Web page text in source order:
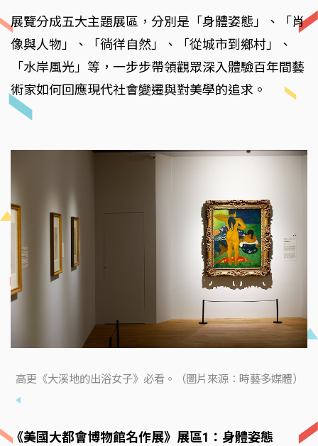
展覽分成五大主題展區，分別是「身體姿態」、「肖
像與人物」、「徜徉自然」、「從城市到鄉村」、
「水岸風光」等，一步步帶領觀眾深入體驗百年間藝
術家如何回應現代社會變遷與對美學的追求。
高更《大溪地的出浴女子》必看。（圖片來源：時藝多媒體）
《美國大都會博物館名作展》展區1：身體姿態